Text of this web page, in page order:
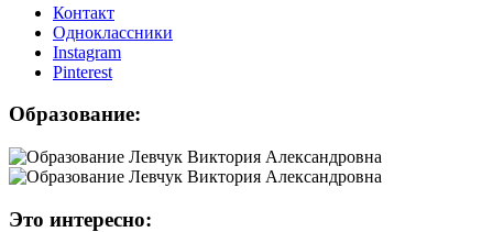
Контакт
Одноклассники
Instagram
Рinterest
Образование:
Это интересно: